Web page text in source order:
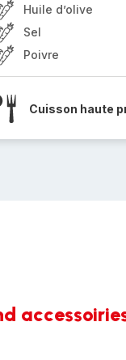
Huile d’olive
Sel
Poivre
Cuisson haute